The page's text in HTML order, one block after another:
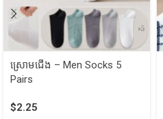
ស្រោមជើង – Men Socks 5
Pairs
$2.25